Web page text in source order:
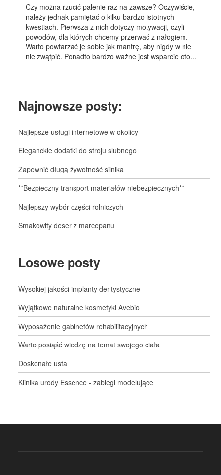
Czy można rzucić palenie raz na zawsze? Oczywiście,
należy jednak pamiętać o kilku bardzo istotnych
kwestiach. Pierwsza z nich dotyczy motywacji, czyli
powodów, dla których chcemy przerwać z nałogiem.
Warto powtarzać je sobie jak mantrę, aby nigdy w nie
nie zwątpić. Ponadto bardzo ważne jest wsparcie oto...
Najnowsze posty:
Najlepsze usługi internetowe w okolicy
Eleganckie dodatki do stroju ślubnego
Zapewnić długą żywotność silnika
**Bezpieczny transport materiałów niebezpiecznych**
Najlepszy wybór części rolniczych
Smakowity deser z marcepanu
Losowe posty
Wysokiej jakości implanty dentystyczne
Wyjątkowe naturalne kosmetyki Avebio
Wyposażenie gabinetów rehabilitacyjnych
Warto posiąść wiedzę na temat swojego ciała
Doskonałe usta
Klinika urody Essence - zabiegi modelujące